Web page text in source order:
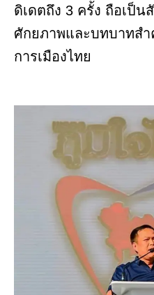
ดิเดตถึง 3 ครั้ง ถือเป็
ศักยภาพและบทบาทส
การเมืองไทย